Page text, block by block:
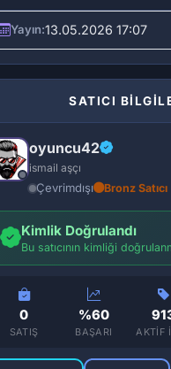
Yayın:13.05.2026 17:07
SATICI
oyuncu42
ismail aşçı
Çevrimdışı Bronz Satıcı
Kimlik Doğrulandı
Bu satıcının kimliği
0
SATIŞ
%60
BAŞARI AKTIF